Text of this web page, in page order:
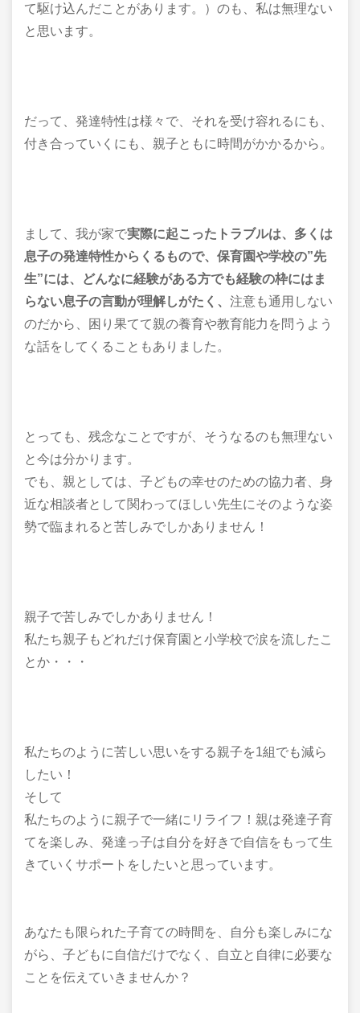
て駆け込んだことがあります。）のも、私は無理ない
と思います。
だって、発達特性は様々で、それを受け容れるにも、
付き合っていくにも、親子ともに時間がかかるから。
まして、我が家で実際に起こったトラブルは、多くは
息子の発達特性からくるもので、保育園や学校の”先
生”には、どんなに経験がある方でも経験の枠にはま
らない息子の言動が理解しがたく、 注意も通用しない
のだから、困り果てて親の養育や教育能力を問うよう
な話をしてくることもありました。
とっても、残念なことですが、そうなるのも無理ない
と今は分かります。
でも、親としては、子どもの幸せのための協力者、身
近な相談者として関わってほしい先生にそのような姿
勢で臨まれると苦しみでしかありません！
親子で苦しみでしかありません！
私たち親子もどれだけ保育園と小学校で涙を流したこ
とか・・・
私たちのように苦しい思いをする親子を1組でも減ら
したい！
そして
私たちのように親子で一緒にリライフ！親は発達子育
てを楽しみ、発達っ子は自分を好きで自信をもって生
きていくサポートをしたいと思っています。
あなたも限られた子育ての時間を、自分も楽しみにな
がら、子どもに自信だけでなく、自立と自律に必要な
ことを伝えていきませんか？